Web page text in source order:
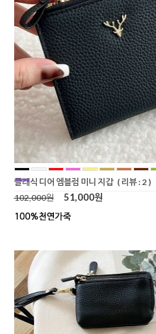
클래식 디어 엠블럼 미니 지갑 ( 리뷰 : 2 )
102,000원
51,000원